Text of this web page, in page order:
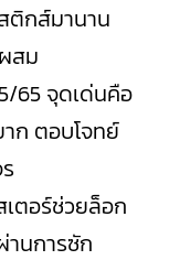
ติกส์มานาน
สม
65 จุดเด่นคือ
ก ตอบโจทย์
เตอร์ช่วยล็อก
านการซัก